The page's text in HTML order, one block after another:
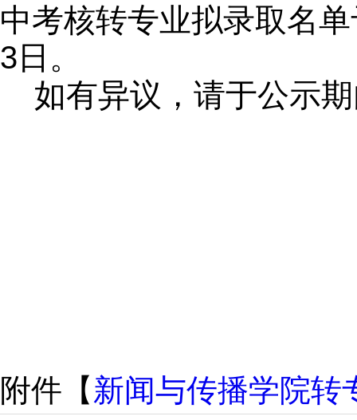
中考核转专业拟录取名
3日。
如有异议，请于公示
附件【新闻与传播学院转